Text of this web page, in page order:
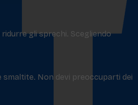
gli sprechi. Scegliendo
Non devi preoccuparti dei